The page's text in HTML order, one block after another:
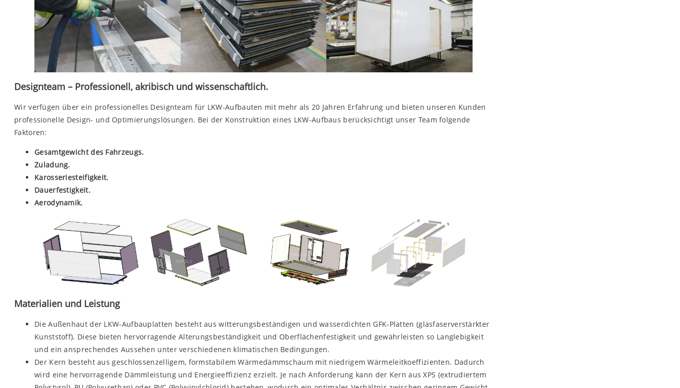
Designteam – Professionell, akribisch und wissenschaftlich.
Wir verfügen über ein professionelles Designteam für LKW-Aufbauten mit mehr als 20 Jahren Erfahrung und bieten unseren Kunden
professionelle Design- und Optimierungslösungen. Bei der Konstruktion eines LKW-Aufbaus berücksichtigt unser Team folgende
Faktoren:
Gesamtgewicht des Fahrzeugs.
Zuladung.
Karosseriesteifigkeit.
Dauerfestigkeit.
Aerodynamik.
Materialien und Leistung
Die Außenhaut der LKW-Aufbauplatten besteht aus witterungsbeständigen und wasserdichten GFK-Platten (glasfaserverstärkter
Kunststoff). Diese bieten hervorragende Alterungsbeständigkeit und Oberflächenfestigkeit und gewährleisten so Langlebigkeit
und ein ansprechendes Aussehen unter verschiedenen klimatischen Bedingungen.
Der Kern besteht aus geschlossenzelligem, formstabilem Wärmedämmschaum mit niedrigem Wärmeleitkoeffizienten. Dadurch
wird eine hervorragende Dämmleistung und Energieeffizienz erzielt. Je nach Anforderung kann der Kern aus XPS (extrudiertem